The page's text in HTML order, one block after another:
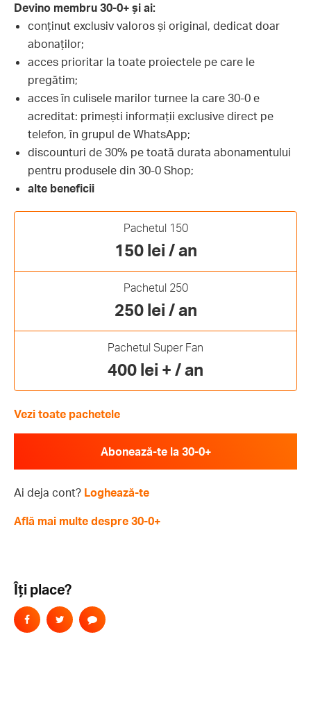
Devino membru 30-0+ și ai:
conținut exclusiv valoros și original, dedicat doar
abonaților;
acces prioritar la toate proiectele pe care le
pregătim;
acces în culisele marilor turnee la care 30-0 e
acreditat: primești informații exclusive direct pe
telefon, în grupul de WhatsApp;
discounturi de 30% pe toată durata abonamentului
pentru produsele din 30-0 Shop;
alte beneficii
Pachetul 150
150 lei / an
Pachetul 250
250 lei / an
Pachetul Super Fan
400 lei + / an
Vezi toate pachetele
Abonează-te la 30-0+
Ai deja cont? Loghează-te
Află mai multe despre 30-0+
Îți place?